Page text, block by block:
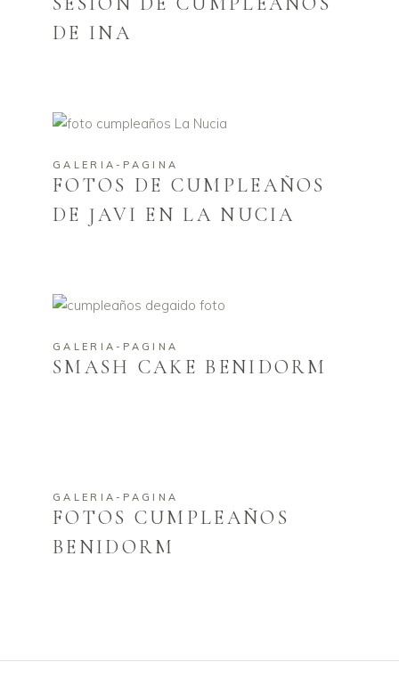
DE INA
GALERIA-PAGINA
FOTOS DE CUMPLEAÑOS
DE JAVI EN LA NUCIA
GALERIA-PAGINA
SMASH CAKE BENIDORM
GALERIA-PAGINA
FOTOS CUMPLEAÑOS
BENIDORM